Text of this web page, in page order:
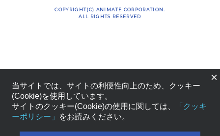
COPYRIGHT(C) ANIMATE CORPORATION.
ALL RIGHTS RESERVED
×
当サイトでは、サイトの利便性向上のため、クッキー
(Cookie)を使用しています。
サイトのクッキー(Cookie)の使用に関しては、
「クッキ
ーポリシー」
をお読みください。